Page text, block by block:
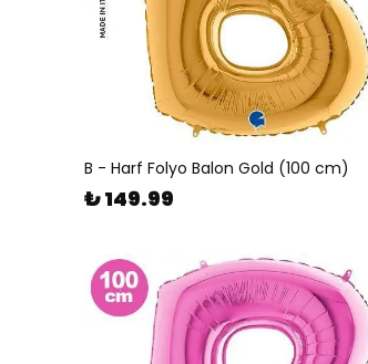
B - Harf Folyo Balon Gold (100 cm)
₺ 149.99